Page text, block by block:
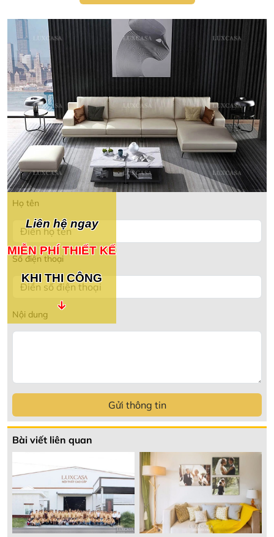
Liên hệ ngay
MIỄN PHÍ THIẾT KẾ
KHI THI CÔNG
↓
Họ tên
Số điện thoại
Nội dung
Gửi thông tin
Bài viết liên quan